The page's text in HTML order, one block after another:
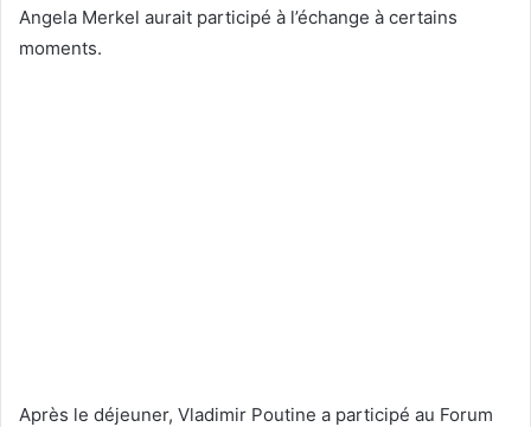
Angela Merkel aurait participé à l’échange à certains
moments.
Après le déjeuner, Vladimir Poutine a participé au Forum